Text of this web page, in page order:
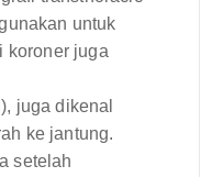
untuk
koroner juga
juga dikenal
ke jantung.
setelah